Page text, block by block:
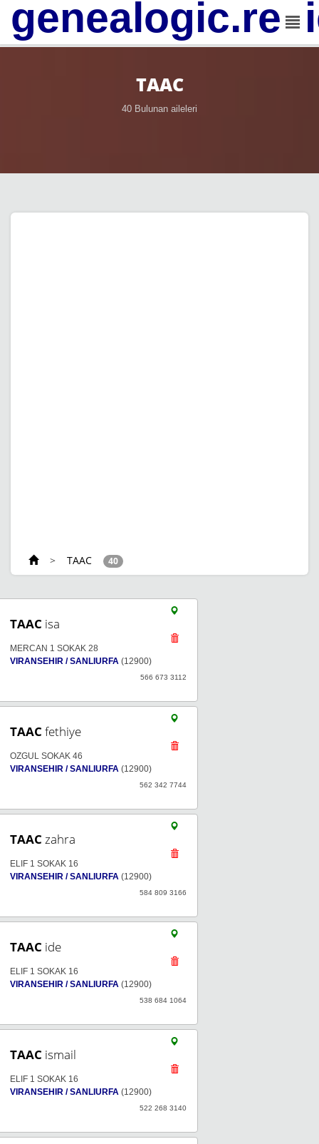
TAAC
40 Bulunan aileleri
> TAAC 40
TAAC isa
MERCAN 1 SOKAK 28
VIRANSEHIR / SANLIURFA (12900)
566 673 3112
TAAC fethiye
OZGUL SOKAK 46
VIRANSEHIR / SANLIURFA (12900)
562 342 7744
TAAC zahra
ELIF 1 SOKAK 16
VIRANSEHIR / SANLIURFA (12900)
584 809 3166
TAAC ide
ELIF 1 SOKAK 16
VIRANSEHIR / SANLIURFA (12900)
538 684 1064
TAAC ismail
ELIF 1 SOKAK 16
VIRANSEHIR / SANLIURFA (12900)
522 268 3140